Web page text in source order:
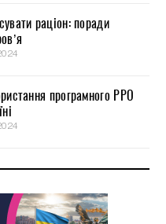
раціон: поради
програмного РРО